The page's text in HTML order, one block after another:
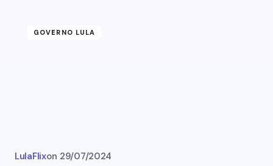
GOVERNO LULA
LulaFlixon 29/07/2024